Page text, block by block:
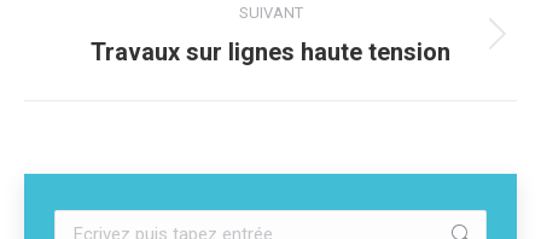
:
SUIVANT
Article
Travaux sur lignes haute tension
Recherche